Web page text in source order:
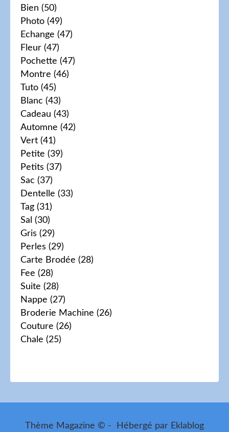
Bien (50)
Photo (49)
Echange (47)
Fleur (47)
Pochette (47)
Montre (46)
Tuto (45)
Blanc (43)
Cadeau (43)
Automne (42)
Vert (41)
Petite (39)
Petits (37)
Sac (37)
Dentelle (33)
Tag (31)
Sal (30)
Gris (29)
Perles (29)
Carte Brodée (28)
Fee (28)
Suite (28)
Nappe (27)
Broderie Machine (26)
Couture (26)
Chale (25)
Thème Magazine © - Hébergé par Eklablog